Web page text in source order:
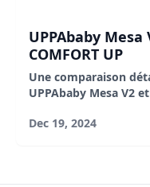
UPPAbaby
COMFORT UP
Une comparaison
UPPAbaby Mesa V2
et inconvénients.
Dec 19, 2024